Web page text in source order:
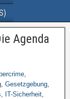
Agenda
,
, Gesetzgebung,
, IT-Sicherheit,